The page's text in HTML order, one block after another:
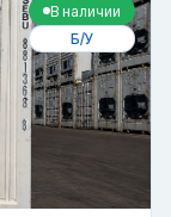
В наличии
Б/У